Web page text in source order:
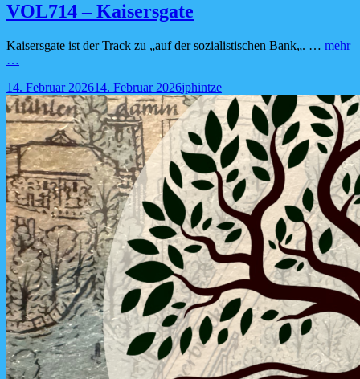
VOL714 – Kaisersgate
Kaisersgate ist der Track zu „auf der sozialistischen Bank„. … mehr
…
Kaisersgate
Posted-
on
14. Februar 202614. Februar 2026By
line
Byline
jphintze